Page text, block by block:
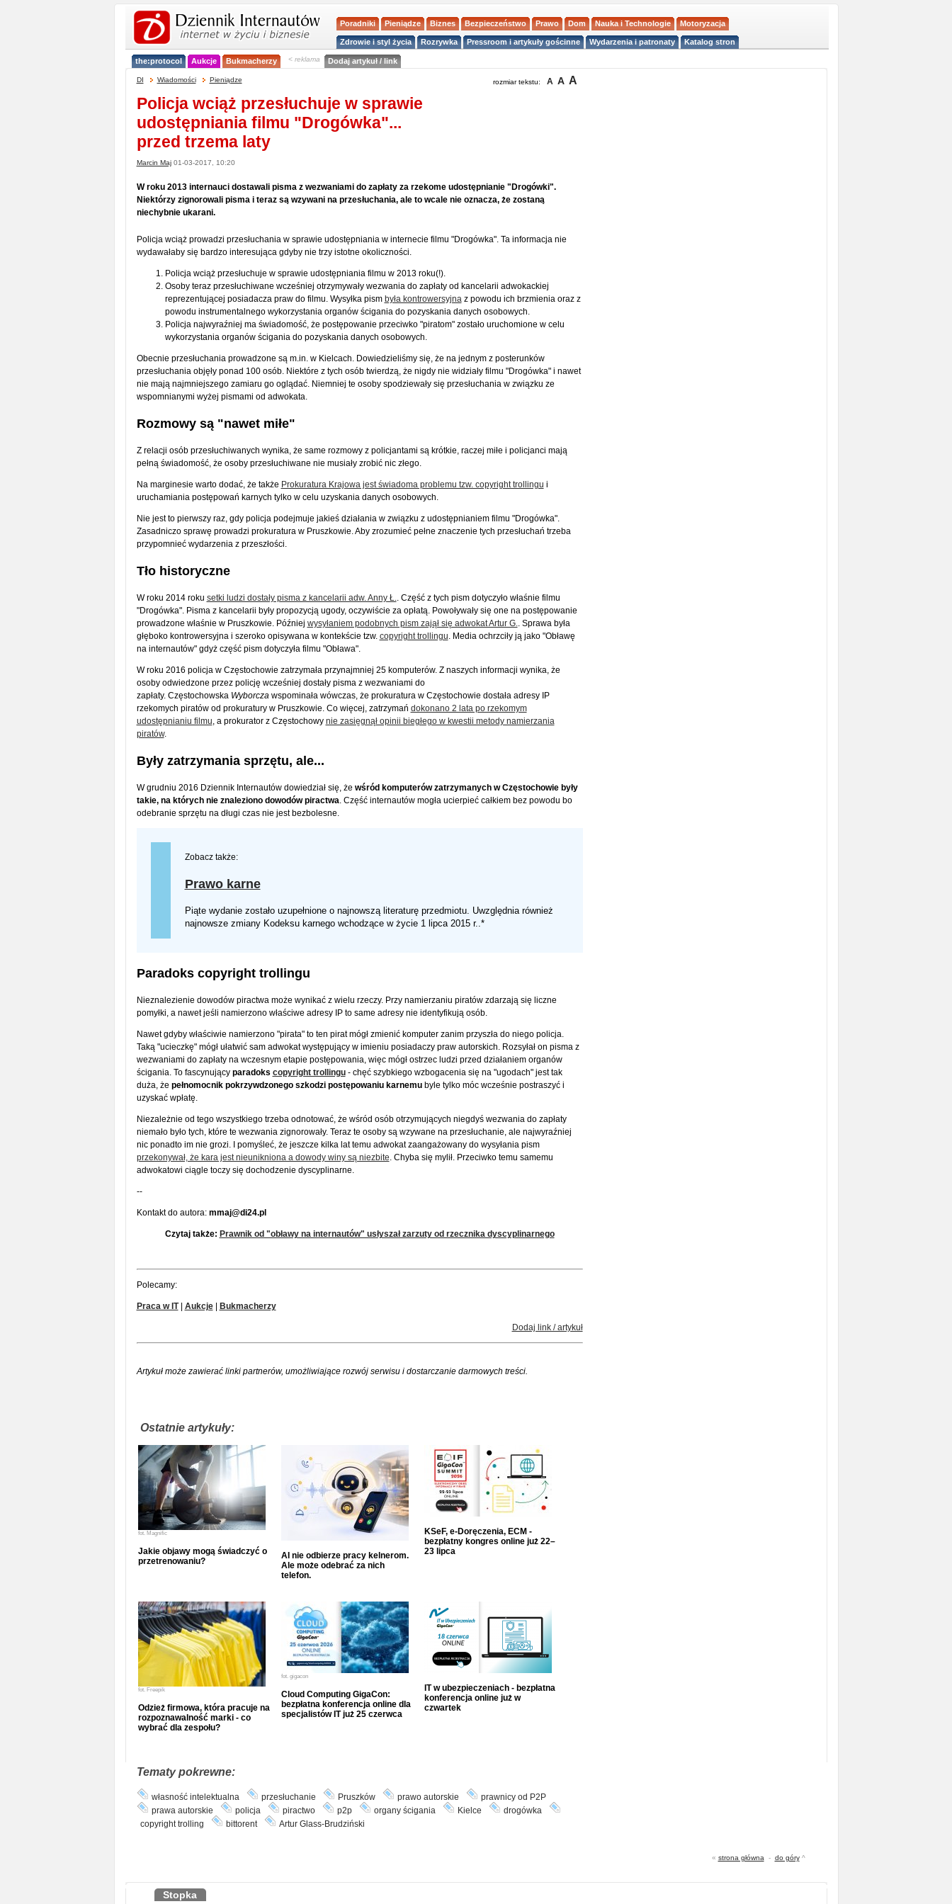
Poradniki Pieniądze Biznes Bezpieczeństwo Prawo Dom Nauka i Technologie Motoryzacja
Zdrowie i styl życia Rozrywka Pressroom i artykuły gościnne Wydarzenia i patronaty Katalog stron
the:protocol Aukcje Bukmacherzy < reklama Dodaj artykuł / link
DI Wiadomości Pieniądze rozmiar tekstu: A A A
Policja wciąż przesłuchuje w sprawie
udostępniania filmu "Drogówka"...
przed trzema laty
Marcin Maj01-03-2017, 10:20
W roku 2013 internauci dostawali pisma z wezwaniami do zapłaty za rzekome udostępnianie "Drogówki".
Niektórzy zignorowali pisma i teraz są wzywani na przesłuchania, ale to wcale nie oznacza, że zostaną
niechybnie ukarani.
Policja wciąż prowadzi przesłuchania w sprawie udostępniania w internecie filmu "Drogówka". Ta informacja nie
wydawałaby się bardzo interesująca gdyby nie trzy istotne okoliczności.
Policja wciąż przesłuchuje w sprawie udostępniania filmu w 2013 roku(!).
Osoby teraz przesłuchiwane wcześniej otrzymywały wezwania do zapłaty od kancelarii adwokackiej
reprezentującej posiadacza praw do filmu. Wysyłka pism była kontrowersyjnaz powodu ich brzmienia oraz z
powodu instrumentalnego wykorzystania organów ścigania do pozyskania danych osobowych.
Policja najwyraźniej ma świadomość, że postępowanie przeciwko "piratom" zostało uruchomione w celu
wykorzystania organów ścigania do pozyskania danych osobowych.
Obecnie przesłuchania prowadzone są m.in. w Kielcach. Dowiedzieliśmy się, że na jednym z posterunków
przesłuchania objęły ponad 100 osób. Niektóre z tych osób twierdzą, że nigdy nie widziały filmu "Drogówka" i nawet
nie mają najmniejszego zamiaru go oglądać. Niemniej te osoby spodziewały się przesłuchania w związku ze
wspomnianymi wyżej pismami od adwokata.
Rozmowy są "nawet miłe"
Z relacji osób przesłuchiwanych wynika, że same rozmowy z policjantami są krótkie, raczej miłe i policjanci mają
pełną świadomość, że osoby przesłuchiwane nie musiały zrobić nic złego.
Na marginesie warto dodać, że także Prokuratura Krajowa jest świadoma problemu tzw. copyright trollingu i
uruchamiania postępowań karnych tylko w celu uzyskania danych osobowych.
Nie jest to pierwszy raz, gdy policja podejmuje jakieś działania w związku z udostępnianiem filmu "Drogówka".
Zasadniczo sprawę prowadzi prokuratura w Pruszkowie. Aby zrozumieć pełne znaczenie tych przesłuchań trzeba
przypomnieć wydarzenia z przeszłości.
Tło historyczne
W roku 2014 roku setki ludzi dostały pisma z kancelarii adw. Anny Ł.. Część z tych pism dotyczyło właśnie filmu
"Drogówka". Pisma z kancelarii były propozycją ugody, oczywiście za opłatą. Powoływały się one na postępowanie
prowadzone właśnie w Pruszkowie. Później wysyłaniem podobnych pism zajął się adwokat Artur G.. Sprawa była
głęboko kontrowersyjna i szeroko opisywana w kontekście tzw. copyright trollingu. Media ochrzciły ją jako "Obławę
na internautów" gdyż część pism dotyczyła filmu "Obława".
W roku 2016 policja w Częstochowie zatrzymała przynajmniej 25 komputerów. Z naszych informacji wynika, że
osoby odwiedzone przez policję wcześniej dostały pisma z wezwaniami do
zapłaty. Częstochowska Wyborczawspominała wówczas, że prokuratura w Częstochowie dostała adresy IP
rzekomych piratów od prokuratury w Pruszkowie. Co więcej, zatrzymań dokonano 2 lata po rzekomym
udostępnianiu filmu, a prokurator z Częstochowy nie zasięgnął opinii biegłego w kwestii metody namierzania
piratów.
Były zatrzymania sprzętu, ale...
W grudniu 2016 Dziennik Internautów dowiedział się, że wśród komputerów zatrzymanych w Częstochowie były
takie, na których nie znaleziono dowodów piractwa. Część internautów mogła ucierpieć całkiem bez powodu bo
odebranie sprzętu na długi czas nie jest bezbolesne.
Zobacz także:
Prawo karne
Piąte wydanie zostało uzupełnione o najnowszą literaturę przedmiotu. Uwzględnia również
najnowsze zmiany Kodeksu karnego wchodzące w życie 1 lipca 2015 r..*
Paradoks copyright trollingu
Nieznalezienie dowodów piractwa może wynikać z wielu rzeczy. Przy namierzaniu piratów zdarzają się liczne
pomyłki, a nawet jeśli namierzono właściwe adresy IP to same adresy nie identyfikują osób.
Nawet gdyby właściwie namierzono "pirata" to ten pirat mógł zmienić komputer zanim przyszła do niego policja.
Taką "ucieczkę" mógł ułatwić sam adwokat występujący w imieniu posiadaczy praw autorskich. Rozsyłał on pisma z
wezwaniami do zapłaty na wczesnym etapie postępowania, więc mógł ostrzec ludzi przed działaniem organów
ścigania. To fascynujący paradoks copyright trollingu - chęć szybkiego wzbogacenia się na "ugodach" jest tak
duża, że pełnomocnik pokrzywdzonego szkodzi postępowaniu karnemubyle tylko móc wcześnie postraszyć i
uzyskać wpłatę.
Niezależnie od tego wszystkiego trzeba odnotować, że wśród osób otrzymujących niegdyś wezwania do zapłaty
niemało było tych, które te wezwania zignorowały. Teraz te osoby są wzywane na przesłuchanie, ale najwyraźniej
nic ponadto im nie grozi. I pomyśleć, że jeszcze kilka lat temu adwokat zaangażowany do wysyłania pism
przekonywał, że kara jest nieunikniona a dowody winy są niezbite. Chyba się mylił. Przeciwko temu samemu
adwokatowi ciągle toczy się dochodzenie dyscyplinarne.
--
Kontakt do autora: mmaj@di24.pl
Czytaj także: Prawnik od "obławy na internautów" usłyszał zarzuty od rzecznika dyscyplinarnego
Polecamy:
Praca w IT| Aukcje| Bukmacherzy
Dodaj link / artykuł
Artykuł może zawierać linki partnerów, umożliwiające rozwój serwisu i dostarczanie darmowych treści.
Ostatnie artykuły:
fot. Magnific
Jakie objawy mogą świadczyć o
przetrenowaniu?
AI nie odbierze pracy kelnerom.
Ale może odebrać za nich
telefon.
KSeF, e-Doręczenia, ECM -
bezpłatny kongres online już 22–
23 lipca
fot. Freepik
Odzież firmowa, która pracuje na
rozpoznawalność marki - co
wybrać dla zespołu?
fot. gigacon
Cloud Computing GigaCon:
bezpłatna konferencja online dla
specjalistów IT już 25 czerwca
IT w ubezpieczeniach - bezpłatna
konferencja online już w
czwartek
Tematy pokrewne:
własność intelektualna przesłuchanie Pruszków prawo autorskie
prawnicy od P2P
prawa autorskie
policja piractwo p2p organy ścigania Kielce
drogówka
copyright trolling
bittorent Artur Glass-Brudziński
« strona główna - do góry^
Stopka